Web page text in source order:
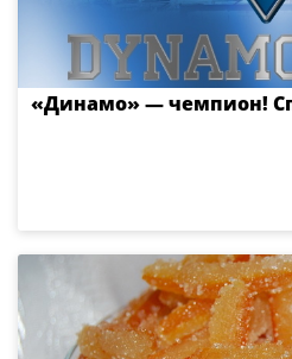
«Динамо» — чемпион!